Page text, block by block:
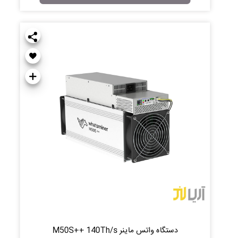
دستگاه واتس ماینر M50S++ 140Th/s